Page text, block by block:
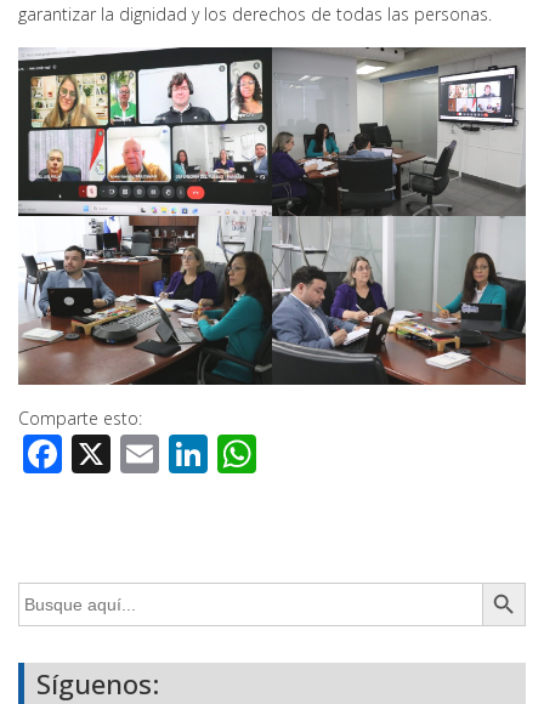
garantizar la dignidad y los derechos de todas las personas.
Comparte esto:
Facebook
X EmailLinkedIn
Buscar: Botón de
Síguenos: